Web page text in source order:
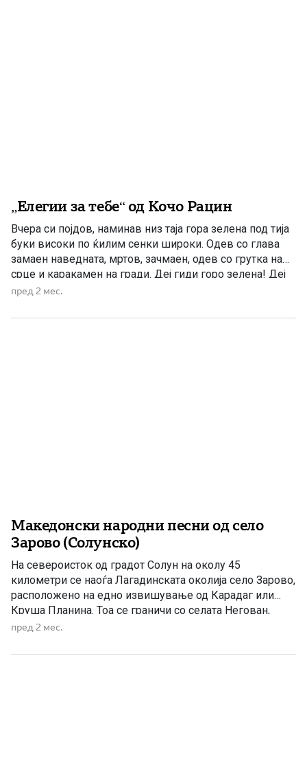
„Елегии за тебе“ од Кочо Рацин
Вчера си појдов, наминав низ таја гора зелена под тија
буки високи по ќилим сенки широки. Одев со глава
замаен наведната, мртов, зачмаен, одев со грутка на
срце и каракамен на гради. Деј гиди горо зелена! Деј
гиди водо студена! Пилците пеат – ти плачеш, сонцето
пред 2 мес.
Македонски народни песни од село
Зарово (Солунско)
На североисток од градот Солун на околу 45
километри се наоѓа Лагадинската околија село Зарово,
расположено на едно извишување од Карадаг или
Круша Планина. Тоа се граничи со селата Негован,
Богородица, Висока, Берово и р. Богдана. …Тоа било
умотворби и да изготви студија за ова село. […]
пред 2 мес.